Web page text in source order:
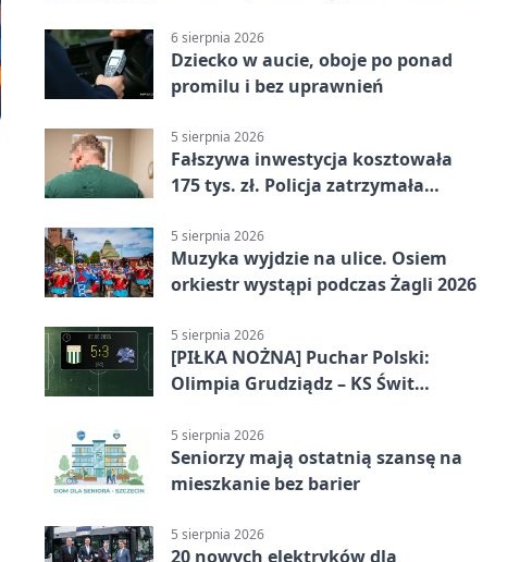
6 sierpnia 2026
Dziecko w aucie, oboje po ponad
promilu i bez uprawnień
5 sierpnia 2026
Fałszywa inwestycja kosztowała
175 tys. zł. Policja zatrzymała
5 sierpnia 2026
Muzyka wyjdzie na ulice. Osiem
orkiestr wystąpi podczas Żagli 2026
5 sierpnia 2026
[PIŁKA NOŻNA] Puchar Polski:
Olimpia Grudziądz – KS Świt
stracił dwubramkowe prowadzenie
5 sierpnia 2026
Seniorzy mają ostatnią szansę na
mieszkanie bez barier
5 sierpnia 2026
20 nowych elektryków dla